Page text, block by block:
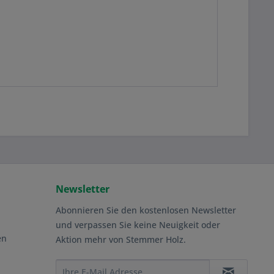
Newsletter
Abonnieren Sie den kostenlosen Newsletter
und verpassen Sie keine Neuigkeit oder
Aktion mehr von Stemmer Holz.